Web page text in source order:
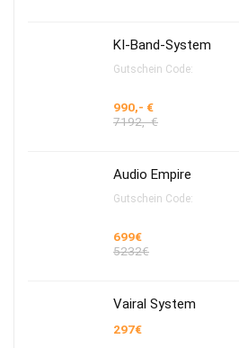
KI-Band-System
Gutschein Code:
990,- €
7192,- €
Audio Empire
Gutschein Code:
699€
5232€
Vairal System
297€